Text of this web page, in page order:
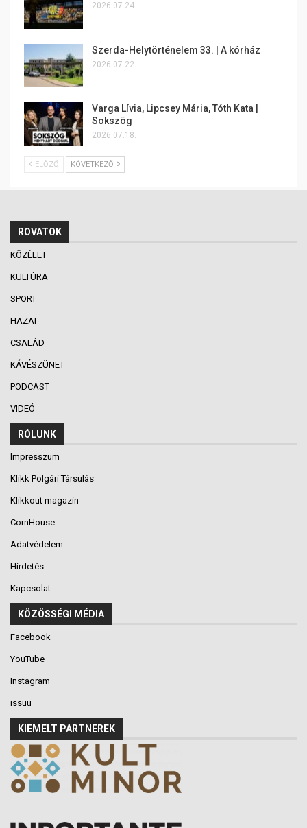
2026.07.24.
Szerda-Helytörténelem 33. | A kórház
2026.07.22.
Varga Lívia, Lipcsey Mária, Tóth Kata |
Sokszög
2026.07.18.
ELŐZŐ KÖVETKEZŐ
ROVATOK
KÖZÉLET
KULTÚRA
SPORT
HAZAI
CSALÁD
KÁVÉSZÜNET
PODCAST
VIDEÓ
RÓLUNK
Impresszum
Klikk Polgári Társulás
Klikkout magazin
CornHouse
Adatvédelem
Hirdetés
Kapcsolat
KÖZÖSSÉGI MÉDIA
Facebook
YouTube
Instagram
issuu
KIEMELT PARTNEREK